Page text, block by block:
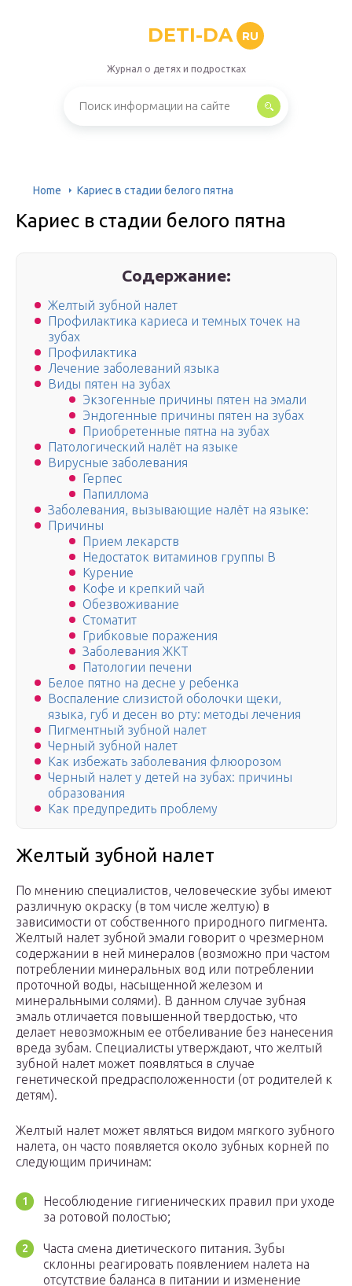
DETI-DA RU
Журнал о детях и подростках
Home Кариес в стадии белого пятна
Кариес в стадии белого пятна
Содержание:
Желтый зубной налет
Профилактика кариеса и темных точек на
зубах
Профилактика
Лечение заболеваний языка
Виды пятен на зубах
Экзогенные причины пятен на эмали
Эндогенные причины пятен на зубах
Приобретенные пятна на зубах
Патологический налёт на языке
Вирусные заболевания
Герпес
Папиллома
Заболевания, вызывающие налёт на языке:
Причины
Прием лекарств
Недостаток витаминов группы B
Курение
Кофе и крепкий чай
Обезвоживание
Стоматит
Грибковые поражения
Заболевания ЖКТ
Патологии печени
Белое пятно на десне у ребенка
Воспаление слизистой оболочки щеки,
языка, губ и десен во рту: методы лечения
Пигментный зубной налет
Черный зубной налет
Как избежать заболевания флюорозом
Черный налет у детей на зубах: причины
образования
Как предупредить проблему
Желтый зубной налет
По мнению специалистов, человеческие зубы имеют
различную окраску (в том числе желтую) в
зависимости от собственного природного пигмента.
Желтый налет зубной эмали говорит о чрезмерном
содержании в ней минералов (возможно при частом
потреблении минеральных вод или потреблении
проточной воды, насыщенной железом и
минеральными солями). В данном случае зубная
эмаль отличается повышенной твердостью, что
делает невозможным ее отбеливание без нанесения
вреда зубам. Специалисты утверждают, что желтый
зубной налет может появляться в случае
генетической предрасположенности (от родителей к
детям).
Желтый налет может являться видом мягкого зубного
налета, он часто появляется около зубных корней по
следующим причинам:
Несоблюдение гигиенических правил при уходе
за ротовой полостью;
Часта смена диетического питания. Зубы
склонны реагировать появлением налета на
отсутствие баланса в питании и изменение